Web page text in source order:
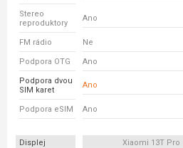
Stereo
reproduktory
Ano
FM rádio Ne
Podpora OTG Ano
Podpora dvou
SIM karet
Ano
Podpora eSIM Ano
Displej Xiaomi 13T Pro